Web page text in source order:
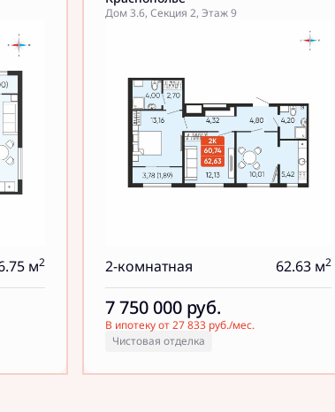
м2
Дом 3.6, Секция 2, Этаж 9
2-комнатная 62.63 м2
7 750 000 руб.
В ипотеку от 27 833 руб./мес.
Чистовая отделка